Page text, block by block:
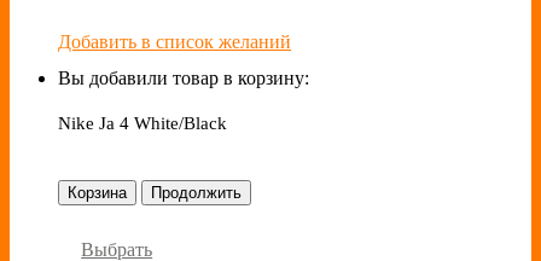
Добавить в список желаний
Вы добавили товар в корзину:
Nike Ja 4 White/Black
Корзина Продолжить
Выбрать